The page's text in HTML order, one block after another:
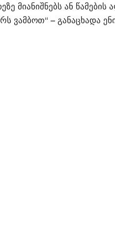
მიანიშნებს ან წამების
ვამბოთ“ – განაცხადა